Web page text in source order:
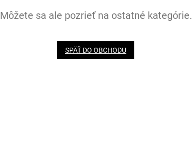
Môžete sa ale pozrieť na ostatné kategórie.
SPÄŤ DO OBCHODU